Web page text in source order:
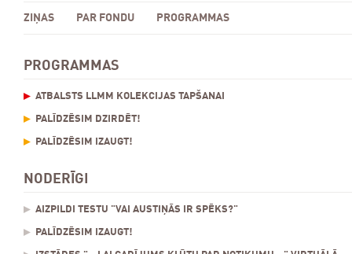
ZIŅAS PAR FONDU PROGRAMMAS
PROGRAMMAS
ATBALSTS LLMM KOLEKCIJAS TAPŠANAI
PALĪDZĒSIM DZIRDĒT!
PALĪDZĒSIM IZAUGT!
NODERĪGI
AIZPILDI TESTU "VAI AUSTIŅĀS IR SPĒKS?"
PALĪDZĒSIM IZAUGT!